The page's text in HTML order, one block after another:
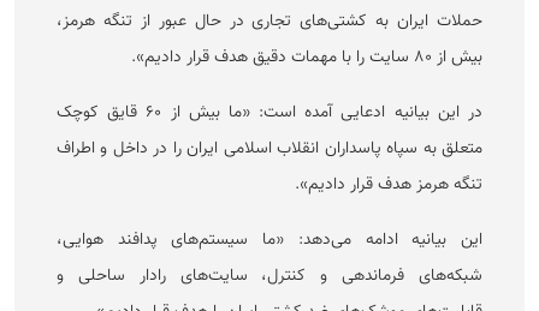
حملات ایران به کشتی‌های تجاری در حال عبور از تنگه هرمز،
بیش از ۸۰ سایت را با مهمات دقیق هدف قرار دادیم».
در این بیانیه ادعایی آمده است: «ما بیش از ۶۰ قایق کوچک
متعلق به سپاه پاسداران انقلاب اسلامی ایران را در داخل و اطراف
تنگه هرمز هدف قرار دادیم».
این بیانیه ادامه می‌دهد: «ما سیستم‌های پدافند هوایی،
شبکه‌های فرماندهی و کنترل، سایت‌های رادار ساحلی و